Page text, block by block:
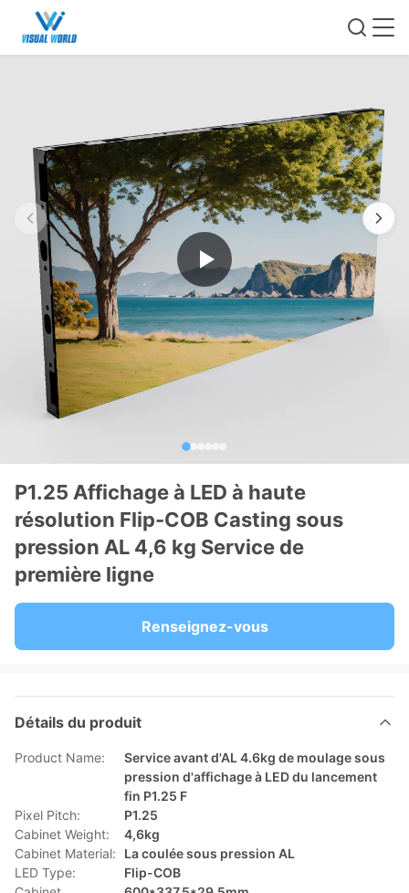
P1.25 Affichage à LED à haute
résolution Flip-COB Casting sous
pression AL 4,6 kg Service de
première ligne
Renseignez-vous
Détails du produit
Product Name:
Service avant d'AL 4.6kg de moulage sous
pression d'affichage à LED du lancement
fin P1.25 F
Pixel Pitch:
P1.25
Cabinet Weight:
4,6kg
Cabinet Material:
La coulée sous pression AL
LED Type:
Flip-COB